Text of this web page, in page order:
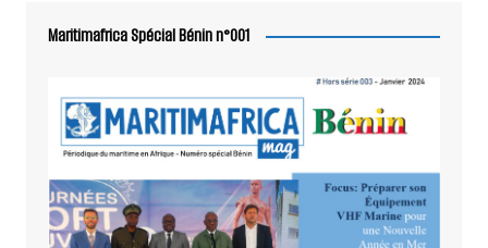
Maritimafrica Spécial Bénin n°001